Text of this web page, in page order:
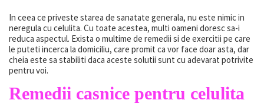
In ceea ce priveste starea de sanatate generala, nu este nimic in
neregula cu celulita. Cu toate acestea, multi oameni doresc sa-i
reduca aspectul. Exista o multime de remedii si de exercitii pe care
le puteti incerca la domiciliu, care promit ca vor face doar asta, dar
cheia este sa stabiliti daca aceste solutii sunt cu adevarat potrivite
pentru voi.
Remedii casnice pentru celulita